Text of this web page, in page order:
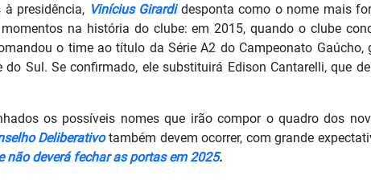
presidência, Vinícius Girardi desponta como o nome mais
na história do clube: em 2015, quando o clube
o time ao título da Série A2 do Campeonato Gaúcho,
Sul. Se confirmado, ele substituirá Edison Cantarelli, que
os possíveis nomes que irão compor o quadro dos
Deliberativo também devem ocorrer, com grande
não deverá fechar as portas em 2025.